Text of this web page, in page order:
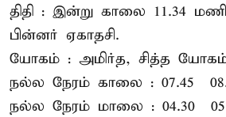
திதி : இன்று காலை 11.34
பின்னர் ஏகாதசி.
யோகம் : அமிர்த, சித்த
நல்ல நேரம் காலை : 07.45 –
நல்ல நேரம் மாலை : 04.30 –